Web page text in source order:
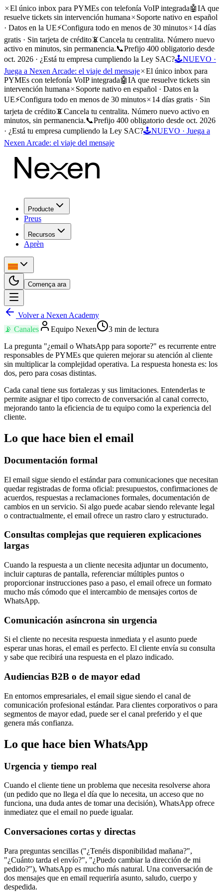
El único inbox para PYMEs con telefonía VoIP integrada🤖IA que
resuelve tickets sin intervención humana
Soporte nativo en español
· Datos en la UE⚡Configura todo en menos de 30 minutos
14 días
gratis · Sin tarjeta de crédito📵Cancela tu centralita. Número nuevo
activo en minutos, sin permanencia.📞Prefijo 400 obligatorio desde
oct. 2026 · ¿Está tu empresa cumpliendo la Ley SAC?🕹️NUEVO ·
Juega a Nexen Arcade: el viaje del mensaje
El único inbox para
PYMEs con telefonía VoIP integrada🤖IA que resuelve tickets sin
intervención humana
Soporte nativo en español · Datos en la
UE⚡Configura todo en menos de 30 minutos
14 días gratis · Sin
tarjeta de crédito📵Cancela tu centralita. Número nuevo activo en
minutos, sin permanencia.📞Prefijo 400 obligatorio desde oct. 2026
· ¿Está tu empresa cumpliendo la Ley SAC?🕹️NUEVO · Juega a
Nexen Arcade: el viaje del mensaje
Producte
Preus
Recursos
Aprèn
Comença ara
Volver a Nexen Academy
📡 Canales Equipo Nexen 3 min de lectura
La pregunta "¿email o WhatsApp para soporte?" es recurrente entre
responsables de PYMEs que quieren mejorar su atención al cliente
sin multiplicar la complejidad operativa. La respuesta honesta es: los
dos, pero para cosas distintas.
Cada canal tiene sus fortalezas y sus limitaciones. Entenderlas te
permite asignar el tipo correcto de conversación al canal correcto,
mejorando tanto la eficiencia de tu equipo como la experiencia del
cliente.
Lo que hace bien el email
Documentación formal
El email sigue siendo el estándar para comunicaciones que necesitan
quedar registradas de forma oficial: presupuestos, confirmaciones de
acuerdos, respuestas a reclamaciones formales, documentación de
cambios en un servicio. Si algo puede acabar siendo relevante legal
o contractualmente, el email ofrece un rastro claro y estructurado.
Consultas complejas que requieren explicaciones
largas
Cuando la respuesta a un cliente necesita adjuntar un documento,
incluir capturas de pantalla, referenciar múltiples puntos o
proporcionar instrucciones paso a paso, el email ofrece un formato
mucho más cómodo que el intercambio de mensajes cortos de
WhatsApp.
Comunicación asíncrona sin urgencia
Si el cliente no necesita respuesta inmediata y el asunto puede
esperar unas horas, el email es perfecto. El cliente envía su consulta
y sabe que recibirá una respuesta en el plazo indicado.
Audiencias B2B o de mayor edad
En entornos empresariales, el email sigue siendo el canal de
comunicación profesional estándar. Para clientes corporativos o para
segmentos de mayor edad, puede ser el canal preferido y el que
genera más confianza.
Lo que hace bien WhatsApp
Urgencia y tiempo real
Cuando el cliente tiene un problema que necesita resolverse ahora
(un pedido que no llega el día que lo necesita, un acceso que no
funciona, una duda antes de tomar una decisión), WhatsApp ofrece
inmediatez que el email no puede igualar.
Conversaciones cortas y directas
Para preguntas sencillas ("¿Tenéis disponibilidad mañana?",
"¿Cuánto tarda el envío?", "¿Puedo cambiar la dirección de mi
pedido?"), WhatsApp es mucho más natural. Una conversación de
dos mensajes que en email requeriría asunto, saludo, cuerpo y
despedida.